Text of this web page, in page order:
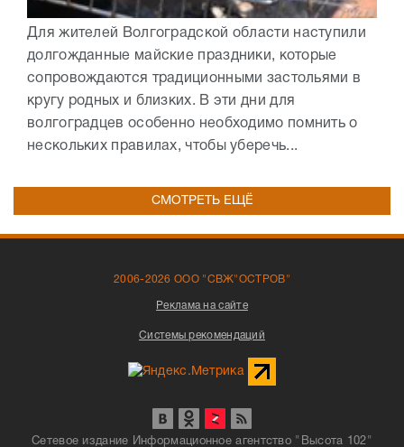
Для жителей Волгоградской области наступили
долгожданные майские праздники, которые
сопровождаются традиционными застольями в
кругу родных и близких. В эти дни для
волгоградцев особенно необходимо помнить о
нескольких правилах, чтобы уберечь...
СМОТРЕТЬ ЕЩЁ
2006-2026 ООО "СВЖ"ОСТРОВ"
Реклама на сайте
Системы рекомендаций
Сетевое издание Информационное агентство "Высота 102"